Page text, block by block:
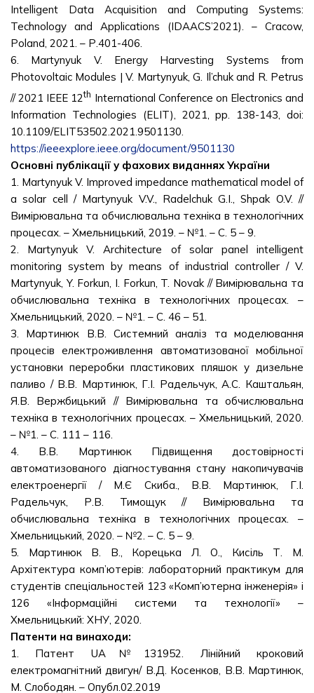
Intelligent Data Acquisition and Computing Systems:
Technology and Applications (IDAACS’2021). – Cracow,
Poland, 2021. – Р.401-406.
6. Martynyuk V. Energy Harvesting Systems from
Photovoltaic Modules | V. Martynyuk, G. Il’chuk and R. Petrus
// 2021 IEEE 12th International Conference on Electronics and
Information Technologies (ELIT), 2021, pp. 138-143, doi:
10.1109/ELIT53502.2021.9501130.
https://ieeexplore.ieee.org/document/9501130
Основні публікації у фахових виданнях України
1. Martynyuk V. Improved impedance mathematical model of
a solar cell / Martynyuk V.V., Radelchuk G.I., Shpak O.V. //
Вимірювальна та обчислювальна техніка в технологічних
процесах. – Хмельницький, 2019. – №1. – С. 5 – 9.
2. Martynyuk V. Architecture of solar panel intelligent
monitoring system by means of industrial controller / V.
Martynyuk, Y. Forkun, I. Forkun, T. Novak // Вимірювальна та
обчислювальна техніка в технологічних процесах. –
Хмельницький, 2020. – №1. – С. 46 – 51.
3. Мартинюк В.В. Системний аналіз та моделювання
процесів електроживлення автоматизованої мобільної
установки переробки пластикових пляшок у дизельне
паливо / В.В. Мартинюк, Г.І. Радельчук, А.С. Каштальян,
Я.В. Вержбицький // Вимірювальна та обчислювальна
техніка в технологічних процесах. – Хмельницький, 2020.
– №1. – С. 111 – 116.
4. В.В. Мартинюк Підвищення достовірності
автоматизованого діагностування стану накопичувачів
електроенергії / М.Є Скиба., В.В. Мартинюк, Г.І.
Радельчук, Р.В. Тимощук // Вимірювальна та
обчислювальна техніка в технологічних процесах. –
Хмельницький, 2020. – №2. – С. 5 – 9.
5. Мартинюк В. В., Корецька Л. О., Кисіль Т. М.
Архітектура комп’ютерів: лабораторний практикум для
студентів спеціальностей 123 «Комп’ютерна інженерія» і
126 «Інформаційні системи та технології» –
Хмельницький: ХНУ, 2020.
Патенти на винаходи:
1. Патент UA№131952. Лінійний кроковий
електромагнітний двигун/ В.Д. Косенков, В.В. Мартинюк,
М. Слободян. – Опубл.02.2019